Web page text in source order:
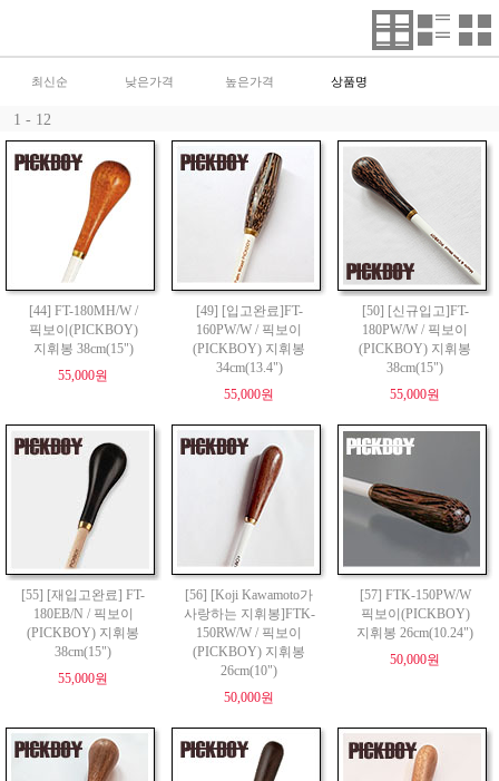
최신순 낮은가격 높은가격 상품명
1 - 12
[44] FT-180MH/W /
픽보이(PICKBOY)
지휘봉 38cm(15")
55,000원
[49] [입고완료]FT-
160PW/W / 픽보이
(PICKBOY) 지휘봉
34cm(13.4")
55,000원
[50] [신규입고]FT-
180PW/W / 픽보이
(PICKBOY) 지휘봉
38cm(15")
55,000원
[55] [재입고완료] FT-
180EB/N / 픽보이
(PICKBOY) 지휘봉
38cm(15")
55,000원
[56] [Koji Kawamoto가
사랑하는 지휘봉]FTK-
150RW/W / 픽보이
(PICKBOY) 지휘봉
26cm(10")
50,000원
[57] FTK-150PW/W
픽보이(PICKBOY)
지휘봉 26cm(10.24")
50,000원